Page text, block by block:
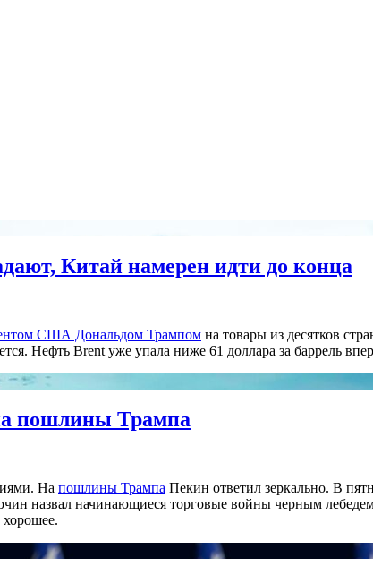
Китай намерен идти до конца
США Дональдом Трампом на товары из десятков
Нефть Brent уже упала ниже 61 доллара за баррель
пошлины Трампа
На пошлины Трампа Пекин ответил зеркально. В
назвал начинающиеся торговые войны черным